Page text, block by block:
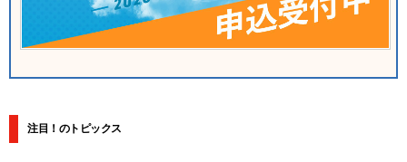
注目！のトピックス